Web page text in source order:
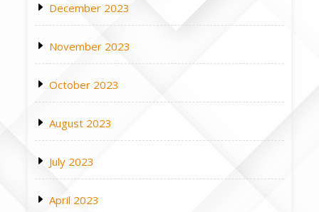
December 2023
November 2023
October 2023
August 2023
July 2023
April 2023